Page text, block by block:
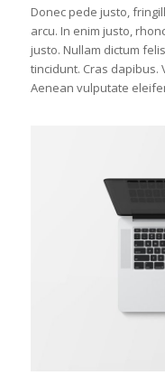
Donec pede justo,
arcu. In enim justo,
justo. Nullam dictum
tincidunt. Cras dapibus.
Aenean vulputate